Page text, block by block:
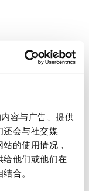
容与广告、提供
还会与社交媒
的使用情况，
他们或他们在
合。